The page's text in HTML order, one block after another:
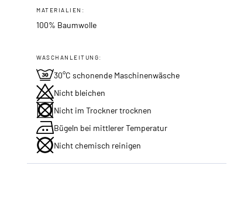
MATERIALIEN:
100% Baumwolle
WASCHANLEITUNG:
30°C schonende Maschinenwäsche
Nicht bleichen
Nicht im Trockner trocknen
Bügeln bei mittlerer Temperatur
Nicht chemisch reinigen